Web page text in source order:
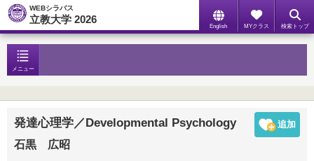
WEBシラバス
立教大学 2026
English MYクラス 検索トップ
メニュー
発達心理学／Developmental Psychology
石黒 広昭